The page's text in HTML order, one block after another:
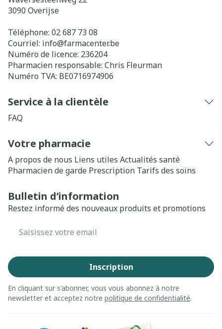
3090 Overijse
Téléphone: 02 687 73 08
Courriel: info@farmacenter.be
Numéro de licence: 236204
Pharmacien responsable: Chris Fleurman
Numéro TVA: BE0716974906
Service à la clientèle
FAQ
Votre pharmacie
A propos de nous Liens utiles Actualités santé
Pharmacien de garde Prescription Tarifs des soins
Bulletin d’information
Restez informé des nouveaux produits et promotions
Inscription
En cliquant sur s'abonner, vous vous abonnez à notre
newsletter et acceptez notre politique de confidentialité.